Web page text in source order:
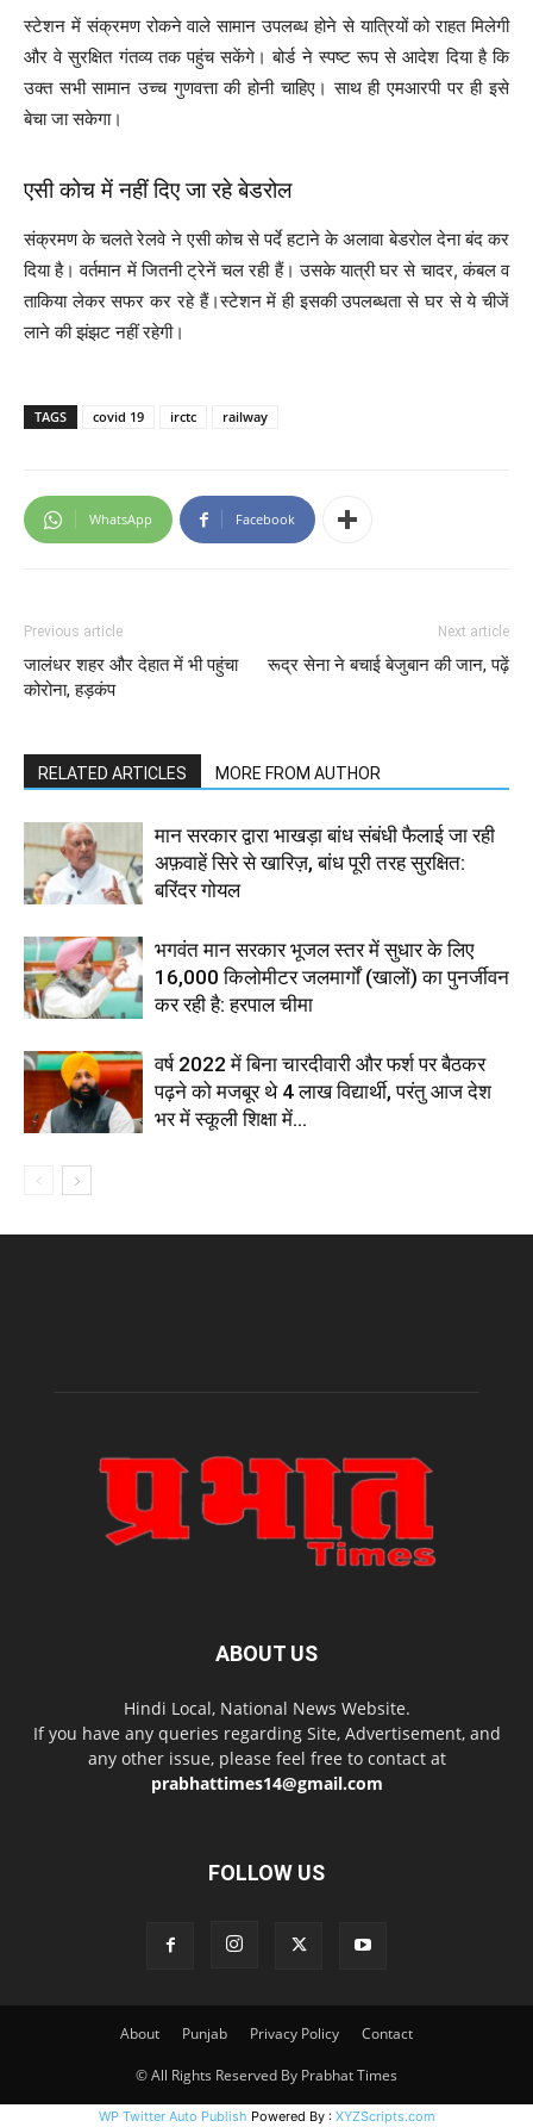
स्टेशन में संक्रमण रोकने वाले सामान उपलब्ध होने से यात्रियों को राहत मिलेगी
और वे सुरक्षित गंतव्य तक पहुंच सकेंगे। बोर्ड ने स्पष्ट रूप से आदेश दिया है कि
उक्त सभी सामान उच्च गुणवत्ता की होनी चाहिए। साथ ही एमआरपी पर ही इसे
बेचा जा सकेगा।
एसी कोच में नहीं दिए जा रहे बेडरोल
संक्रमण के चलते रेलवे ने एसी कोच से पर्दे हटाने के अलावा बेडरोल देना बंद कर
दिया है। वर्तमान में जितनी ट्रेनें चल रही हैं। उसके यात्री घर से चादर, कंबल व
ताकिया लेकर सफर कर रहे हैं।स्टेशन में ही इसकी उपलब्धता से घर से ये चीजें
लाने की झंझट नहीं रहेगी।
TAGS covid 19 irctc railway
WhatsApp Facebook
Previous article
जालंधर शहर और देहात में भी पहुंचा
कोरोना, हड़कंप
Next article
रूद्र सेना ने बचाई बेजुबान की जान, पढ़ें
RELATED ARTICLES MORE FROM AUTHOR
मान सरकार द्वारा भाखड़ा बांध संबंधी फैलाई जा रही
अफ़वाहें सिरे से खारिज़, बांध पूरी तरह सुरक्षित:
बरिंदर गोयल
भगवंत मान सरकार भूजल स्तर में सुधार के लिए
16,000 किलोमीटर जलमार्गों (खालों) का पुनर्जीवन
कर रही है: हरपाल चीमा
वर्ष 2022 में बिना चारदीवारी और फर्श पर बैठकर
पढ़ने को मजबूर थे 4 लाख विद्यार्थी, परंतु आज देश
भर में स्कूली शिक्षा में...
ABOUT US
Hindi Local, National News Website.
If you have any queries regarding Site, Advertisement, and
any other issue, please feel free to contact at
prabhattimes14@gmail.com
FOLLOW US
About Punjab Privacy Policy Contact
© All Rights Reserved By Prabhat Times
WP Twitter Auto Publish Powered By : XYZScripts.com